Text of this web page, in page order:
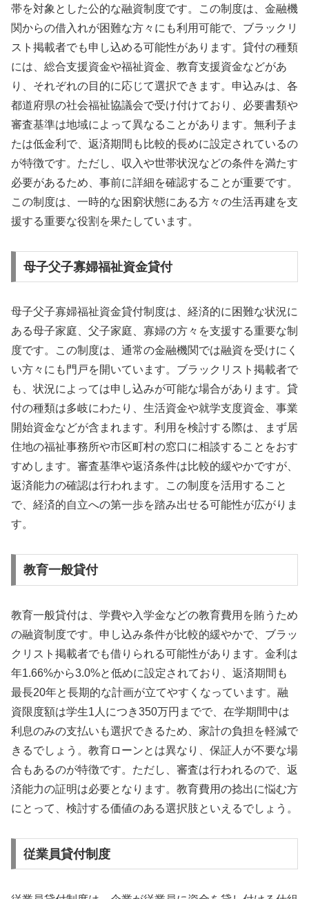
帯を対象とした公的な融資制度です。この制度は、金融機
関からの借入れが困難な方々にも利用可能で、ブラックリ
スト掲載者でも申し込める可能性があります。貸付の種類
には、総合支援資金や福祉資金、教育支援資金などがあ
り、それぞれの目的に応じて選択できます。申込みは、各
都道府県の社会福祉協議会で受け付けており、必要書類や
審査基準は地域によって異なることがあります。無利子ま
たは低金利で、返済期間も比較的長めに設定されているの
が特徴です。ただし、収入や世帯状況などの条件を満たす
必要があるため、事前に詳細を確認することが重要です。
この制度は、一時的な困窮状態にある方々の生活再建を支
援する重要な役割を果たしています。
母子父子寡婦福祉資金貸付
母子父子寡婦福祉資金貸付制度は、経済的に困難な状況に
ある母子家庭、父子家庭、寡婦の方々を支援する重要な制
度です。この制度は、通常の金融機関では融資を受けにく
い方々にも門戸を開いています。ブラックリスト掲載者で
も、状況によっては申し込みが可能な場合があります。貸
付の種類は多岐にわたり、生活資金や就学支度資金、事業
開始資金などが含まれます。利用を検討する際は、まず居
住地の福祉事務所や市区町村の窓口に相談することをおす
すめします。審査基準や返済条件は比較的緩やかですが、
返済能力の確認は行われます。この制度を活用すること
で、経済的自立への第一歩を踏み出せる可能性が広がりま
す。
教育一般貸付
教育一般貸付は、学費や入学金などの教育費用を賄うため
の融資制度です。申し込み条件が比較的緩やかで、ブラッ
クリスト掲載者でも借りられる可能性があります。金利は
年1.66%から3.0%と低めに設定されており、返済期間も
最長20年と長期的な計画が立てやすくなっています。融
資限度額は学生1人につき350万円までで、在学期間中は
利息のみの支払いも選択できるため、家計の負担を軽減で
きるでしょう。教育ローンとは異なり、保証人が不要な場
合もあるのが特徴です。ただし、審査は行われるので、返
済能力の証明は必要となります。教育費用の捻出に悩む方
にとって、検討する価値のある選択肢といえるでしょう。
従業員貸付制度